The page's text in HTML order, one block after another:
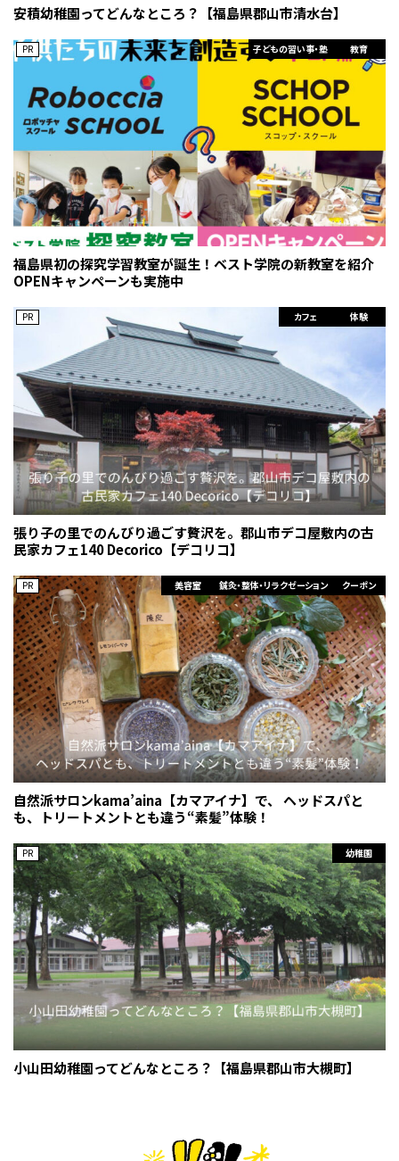
安積幼稚園ってどんなところ？【福島県郡山市清水台】
子どもの習い事・塾 教育
PR
福島県初の探究学習教室が誕生！ベスト学院の新教室を紹介
OPENキャンペーンも実施中
カフェ 体験
PR
張り子の里でのんびり過ごす贅沢を。郡山市デコ屋敷内の古
民家カフェ140 Decorico【デコリコ】
美容室 鍼灸・整体・リラクゼーション クーポン
PR
自然派サロンkama’aina【カマアイナ】で、 ヘッドスパと
も、トリートメントとも違う“素髪”体験！
幼稚園
PR
小山田幼稚園ってどんなところ？【福島県郡山市大槻町】